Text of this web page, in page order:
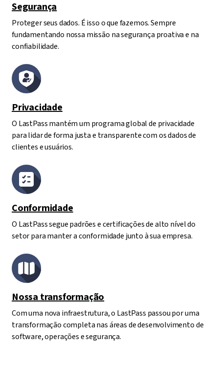
Segurança
Proteger seus dados. É isso o que fazemos. Sempre
fundamentando nossa missão na segurança proativa e na
confiabilidade.
Privacidade
O LastPass mantém um programa global de privacidade
para lidar de forma justa e transparente com os dados de
clientes e usuários.
Conformidade
O LastPass segue padrões e certificações de alto nível do
setor para manter a conformidade junto à sua empresa.
Nossa transformação
Com uma nova infraestrutura, o LastPass passou por uma
transformação completa nas áreas de desenvolvimento de
software, operações e segurança.